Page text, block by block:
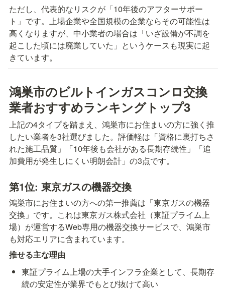
ただし、代表的なリスクが「10年後のアフターサポー
ト」です。上場企業や全国規模の企業ならその可能性は
高くなりますが、中小業者の場合は「いざ設備が不調を
起こした頃には廃業していた」というケースも現実に起
きています。
鴻巣市のビルトインガスコンロ交換
業者おすすめランキングトップ3
上記の4タイプを踏まえ、鴻巣市にお住まいの方に強く推
したい業者を3社選びました。評価軽は「資格に裏打ちさ
れた施工品質」「10年後も会社がある長期存続性」「追
加費用が発生しにくい明朗会計」の3点です。
第1位: 東京ガスの機器交換
鴻巣市にお住まいの方への第一推薦は「東京ガスの機器
交換」です。これは東京ガス株式会社（東証プライム上
場）が運営するWeb専用の機器交換サービスで、鴻巣市
も対応エリアに含まれています。
推せる主な理由
東証プライム上場の大手インフラ企業として、長期存
続の安定性が業界でもとび抜けて高い